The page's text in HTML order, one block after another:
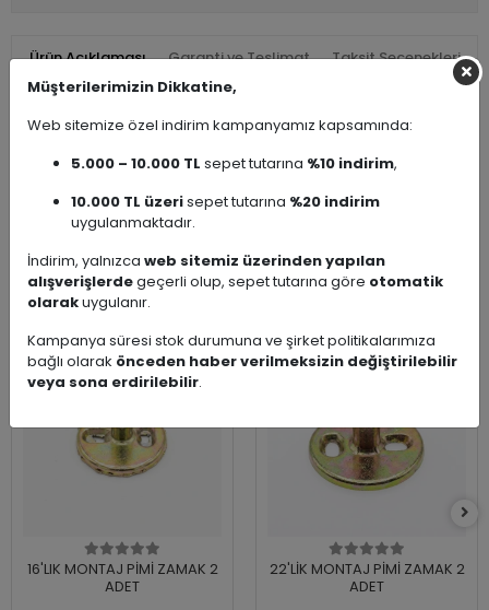
Ürün Açıklaması Garanti ve Teslimat Taksit Seçenekleri
Yorumlar
Ürün Çeşidi Şampuanlık
Benzer Ürünler
16'LIK MONTAJ PİMİ ZAMAK 2
ADET
22'LİK MONTAJ PİMİ ZAMAK 2
ADET
Müşterilerimizin Dikkatine,
Web sitemize özel indirim kampanyamız kapsamında:
5.000 – 10.000 TL sepet tutarına %10 indirim,
10.000 TL üzerisepet tutarına %20 indirim
uygulanmaktadır.
İndirim, yalnızca web sitemiz üzerinden yapılan
alışverişlerdegeçerli olup, sepet tutarına göre otomatik
olarakuygulanır.
Kampanya süresi stok durumuna ve şirket politikalarımıza
bağlı olarak önceden haber verilmeksizin değiştirilebilir
veya sona erdirilebilir.